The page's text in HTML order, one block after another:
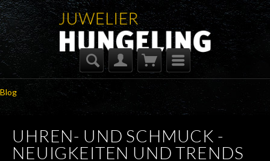
Blog
UHREN- UND SCHMUCK -
NEUIGKEITEN UND TRENDS